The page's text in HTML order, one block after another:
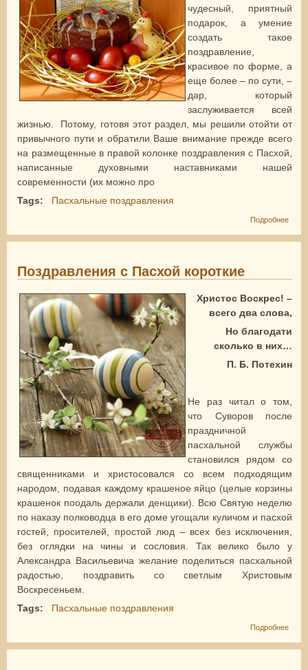
чудесный, приятный
подарок, а умение
создать такое
поздравление,
красивое по форме, а
еще более – по сути, –
дар, который
заслуживается всей
жизнью. Потому, готовя этот раздел, мы решили отойти от
привычного пути и обратили Ваше внимание прежде всего
на размещенные в правой колонке поздравления с Пасхой,
написанные духовными наставниками нашей
современности (их можно про
Tags:
Пасхальные поздравления
Подробнеео
Поздравления с Пасхой короткие
Христос Воскрес! –
всего два слова,
Но благодати
сколько в них…
П. Б. Потехин
Не раз читал о том,
что Суворов после
праздничной
пасхальной службы
становился рядом со
священниками и христосовался со всем подходящим
народом, подавая каждому крашеное яйцо (целые корзины
крашенок поодаль держали денщики). Всю Святую неделю
по наказу полководца в его доме угощали куличом и пасхой
гостей, просителей, простой люд – всех без исключения,
без оглядки на чины и сословия. Так велико было у
Александра Васильевича желание поделиться пасхальной
радостью, поздравить со светлым Христовым
Воскресеньем.
Tags:
Пасхальные поздравления
Подробнеео